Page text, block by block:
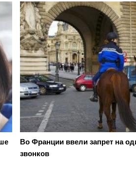
Во Франции ввели запрет на
звонков